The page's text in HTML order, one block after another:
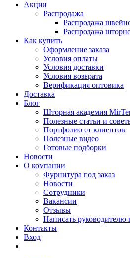
Акции
Распродажа
Распродажа
Распродажа
Как купить
Оформление заказа
Условия оплаты
Условия доставки
Условия возврата
Верификация оптовика
Доставка
Блог
Шторная академия
Полезные статьи и
Портфолио от клиентов
Полезные видео
Готовые подборки
Новости
О компании
Фурнитура под заказ
Новости
Сотрудники
Вакансии
Отзывы
Написать руководителю
Контакты
Вход